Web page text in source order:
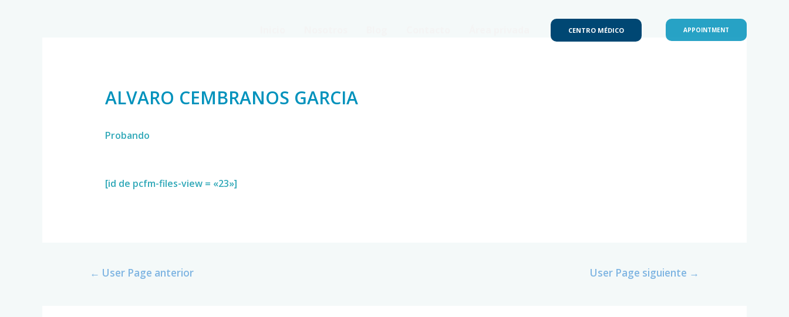
CENTRO MÉDICO APPOINTMENT
ALVARO CEMBRANOS GARCIA
Probando
[id de pcfm-files-view = «23»]
← User Page anterior User Page siguiente →